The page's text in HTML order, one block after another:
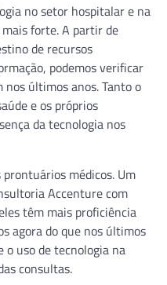
no setor hospitalar e na
forte. A partir de
de recursos
podemos verificar
últimos anos. Tanto o
e os próprios
da tecnologia nos
médicos. Um
Accenture com
têm mais proficiência
agora do que nos últimos
o uso de tecnologia na
consultas.